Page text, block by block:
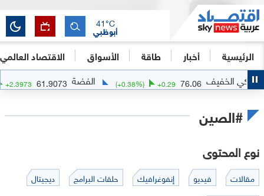
الرئيسية أخبار طاقة الأسواق الاقتصاد العالمي
أبوظبي
41°C
76.06
+0.29
( 0.38%) الفضة 61.9073
+ 2.3973
(+4.03%)
#الصين
نوع المحتوى
مقالات فيديو إنفوغرافيك حلقات البرامج
ديجيتال